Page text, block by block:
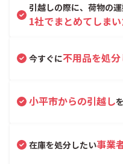
引越しの際に、荷物の
1社でまとめてしま
今すぐに不用品を処
小平市からの引越し
在庫を処分したい事業